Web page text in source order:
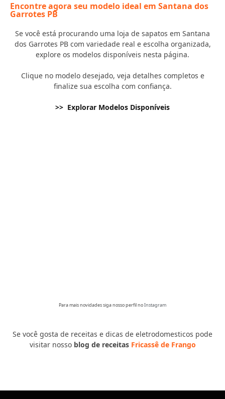
Encontre agora seu modelo ideal em Santana dos
Garrotes PB
Se você está procurando uma loja de sapatos em Santana
dos Garrotes PB com variedade real e escolha organizada,
explore os modelos disponíveis nesta página.
Clique no modelo desejado, veja detalhes completos e
finalize sua escolha com confiança.
>> Explorar Modelos Disponíveis
Para mais novidades siga nosso perfil noInstagram
Se você gosta de receitas e dicas de eletrodomesticos pode
visitar nosso blog de receitas Fricassê de Frango